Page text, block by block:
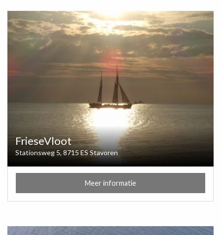
FrieseVloot
Stationsweg 5, 8715 ES Stavoren
Meer informatie